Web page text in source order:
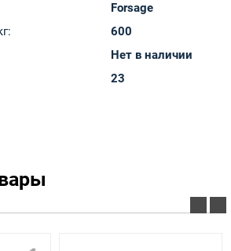
Forsage
600
Нет в наличии
23